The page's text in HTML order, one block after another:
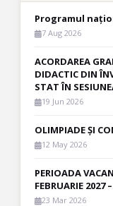
Programul
7 Aug 2026
ACORDAREA
DIDACTIC DIN
STAT ÎN
19 Jun 2026
OLIMPIADE ȘI
12 May 2026
PERIOADA
FEBRUARIE 2027
23 Mar 2026